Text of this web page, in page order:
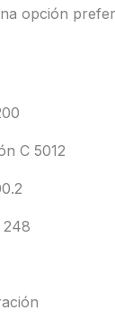
opción
C 5012
248